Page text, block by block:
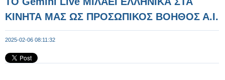
ΚΙΝΗΤΑ ΜΑΣ ΩΣ ΠΡΟΣΩΠΙΚΟΣ ΒΟΗΘΟΣ Α.Ι.
2025-02-06 08:11:32